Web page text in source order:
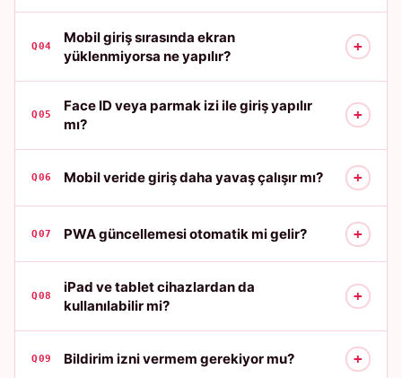
Q04
Mobil giriş sırasında ekran
yüklenmiyorsa ne yapılır?
+
Q05
Face ID veya parmak izi ile giriş yapılır
mı?
+
Q06 Mobil veride giriş daha yavaş çalışır mı? +
Q07 PWA güncellemesi otomatik mi gelir? +
Q08
iPad ve tablet cihazlardan da
kullanılabilir mi?
+
Q09 Bildirim izni vermem gerekiyor mu? +